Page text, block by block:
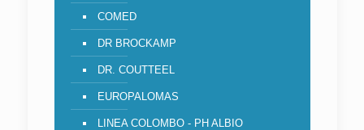
COMED
DR BROCKAMP
DR. COUTTEEL
EUROPALOMAS
LINEA COLOMBO - PH ALBIO